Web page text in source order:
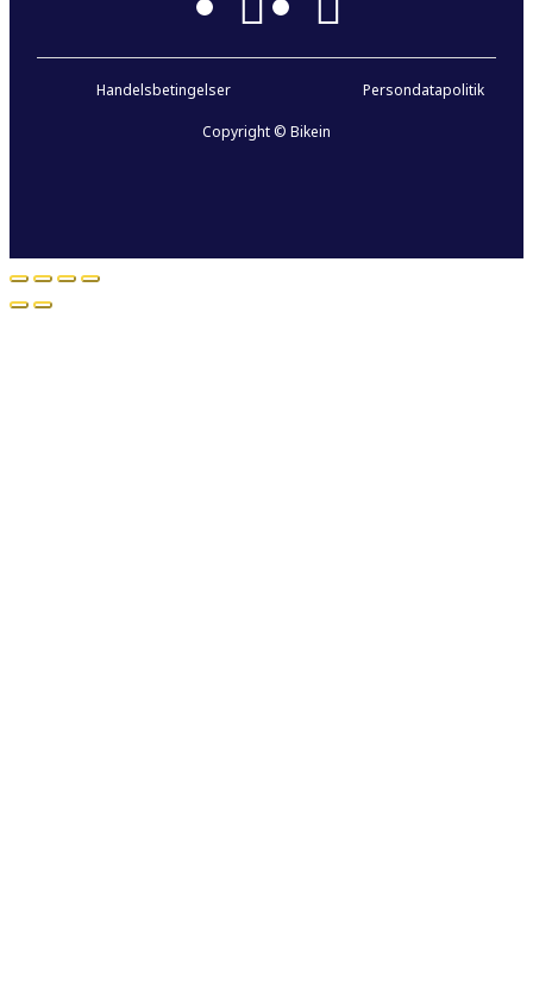
Copyright © Bikein
Handelsbetingelser Persondatapolitik